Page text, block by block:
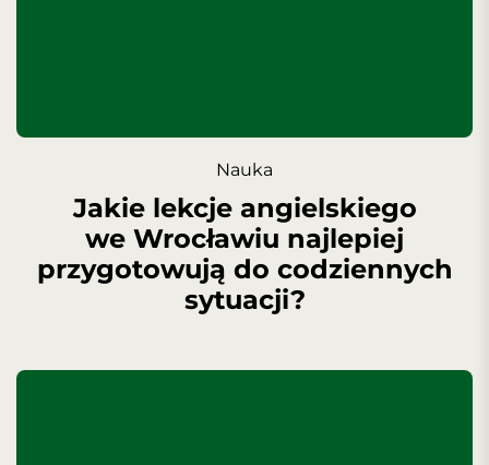
Nauka
Jakie lekcje angielskiego
we Wrocławiu najlepiej
przygotowują do codziennych
sytuacji?